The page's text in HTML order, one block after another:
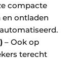
compacte
ontladen
– Ook op
terecht